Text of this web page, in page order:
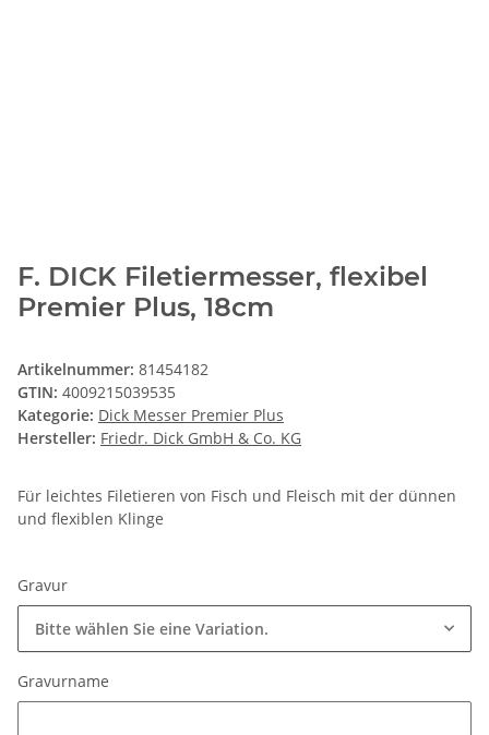
F. DICK Filetiermesser, flexibel
Premier Plus, 18cm
Artikelnummer: 81454182
GTIN: 4009215039535
Kategorie: Dick Messer Premier Plus
Hersteller: Friedr. Dick GmbH & Co. KG
Für leichtes Filetieren von Fisch und Fleisch mit der dünnen
und flexiblen Klinge
Gravur
Bitte wählen Sie eine Variation.
Gravurname